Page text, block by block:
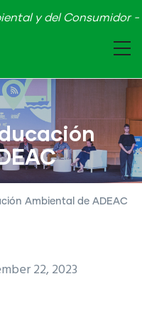
y del Consumidor
Ambiental de ADEAC
22, 2023